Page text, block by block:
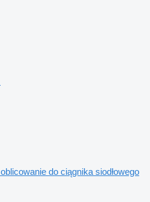
oblicowanie do ciągnika siodłowego